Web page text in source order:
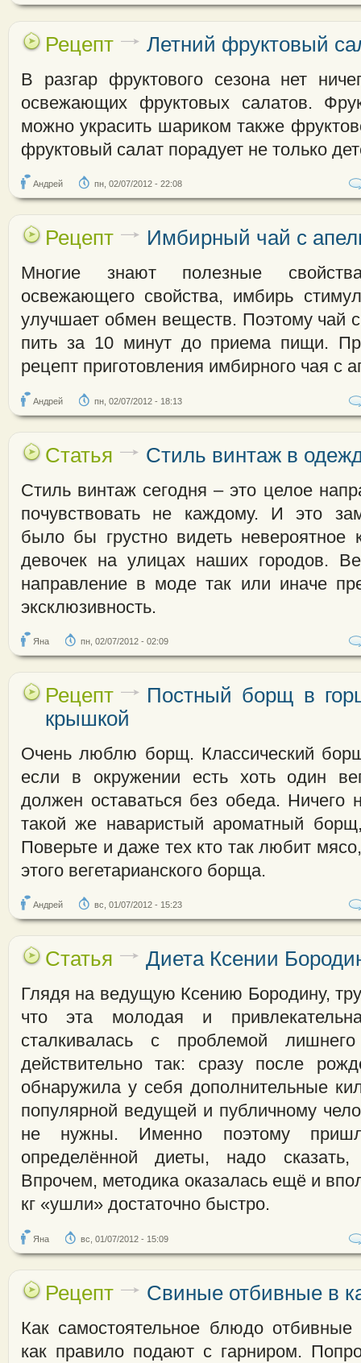
Рецепт Летний фруктовый
В разгар фруктового сезона нет
освежающих фруктовых салатов.
можно украсить шариком также
фруктовый салат порадует не только
Андрей пн, 02/07/2012 - 22:08
Рецепт Имбирный чай с
Многие знают полезные
освежающего свойства, имбирь
улучшает обмен веществ. Поэтому чай
пить за 10 минут до приема пищи.
рецепт приготовления имбирного чая с
Андрей пн, 02/07/2012 - 18:13
Статья Стиль винтаж в
Стиль винтаж сегодня – это целое
почувствовать не каждому. И это
было бы грустно видеть невероятное
девочек на улицах наших городов.
направление в моде так или иначе
эксклюзивность.
Яна пн, 02/07/2012 - 02:09
Рецепт
Постный борщ в
крышкой
Очень люблю борщ. Классический
если в окружении есть хоть один
должен оставаться без обеда. Ничего
такой же наваристый ароматный
Поверьте и даже тех кто так любит
этого вегетарианского борща.
Андрей вс, 01/07/2012 - 15:23
Статья Диета Ксении
Глядя на ведущую Ксению Бородину,
что эта молодая и
сталкивалась с проблемой
действительно так: сразу после
обнаружила у себя дополнительные
популярной ведущей и публичному
не нужны. Именно поэтому
определённой диеты, надо сказать,
Впрочем, методика оказалась ещё и
кг «ушли» достаточно быстро.
Яна вс, 01/07/2012 - 15:09
Рецепт Свиные отбивные в
Как самостоятельное блюдо
как правило подают с гарниром.